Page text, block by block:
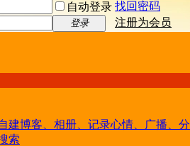
自动登录 找回密码
登录
注册为会员
建博客、相册、记录心情、广播、
索